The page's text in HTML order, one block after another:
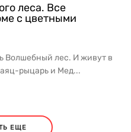
леса. Все
с цветными
Волшебный лес. И живут в
рыцарь и Мед...
ЕЩЕ